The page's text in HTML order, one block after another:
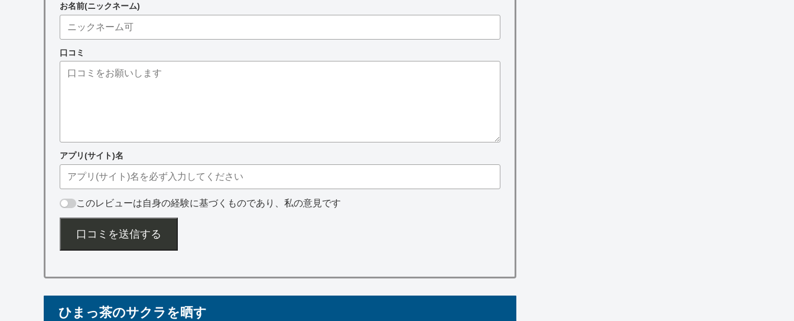
お名前(ニックネーム)
口コミ
アプリ(サイト)名
このレビューは自身の経験に基づくものであり、私の意見です
口コミを送信する
ひまっ茶のサクラを晒す